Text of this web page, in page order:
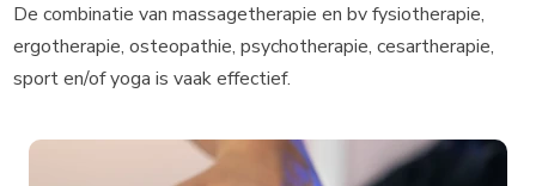
De combinatie van massagetherapie en bv fysiotherapie,
ergotherapie, osteopathie, psychotherapie, cesartherapie,
sport en/of yoga is vaak effectief.